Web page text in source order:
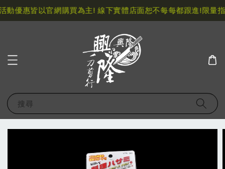
動優惠皆以官網購買為主! 線下實體店面恕不每每都跟進!限量指
搜尋